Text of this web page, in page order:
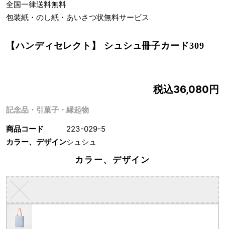
全国一律送料無料
包装紙・のし紙・あいさつ状無料サービス
【ハンディセレクト】 シュシュ冊子カード309
記念品・引菓子・縁起物
税込36,080円
商品コード
223-029-5
カラー、デザインシュシュ
カラー、デザイン